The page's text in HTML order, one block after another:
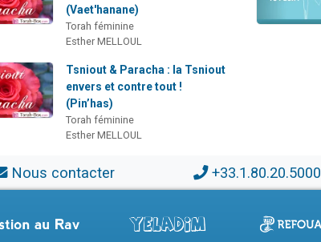
(Vaet'hanane)
Torah féminine
Esther MELLOUL
Tsniout & Paracha : la Tsniout
envers et contre tout !
(Pin’has)
Torah féminine
Esther MELLOUL
Nous contacter +33.1.80.20.5000